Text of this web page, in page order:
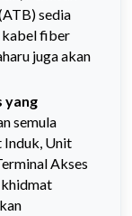
sedia
kabel fiber
juga akan
yang
semula
Induk, Unit
Akses
khidmat